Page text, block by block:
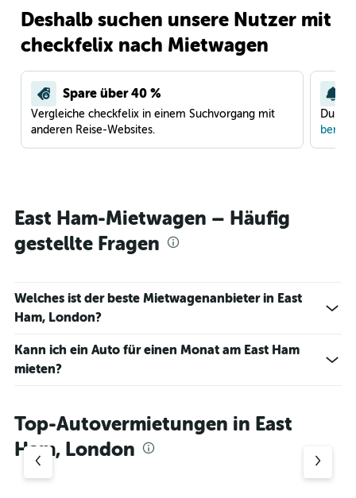
Deshalb suchen unsere Nutzer mit
checkfelix nach Mietwagen
Spare über 40 %
Vergleiche checkfelix in einem Suchvorgang mit
anderen Reise-Websites.
Du
East Ham-Mietwagen – Häufig
gestellte Fragen
Welches ist der beste Mietwagenanbieter in East
Ham, London?
Kann ich ein Auto für einen Monat am East Ham
mieten?
Top-Autovermietungen in East
Ham, London